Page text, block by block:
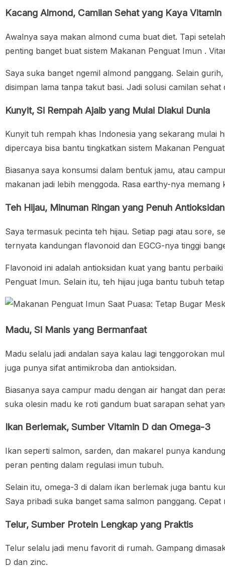
Kacang Almond, Camilan Sehat yang Kaya Vitamin
Awalnya saya makan almond cuma buat diet. Tapi
penting banget buat sistem Makanan Penguat Imun .
Saya suka banget ngemil almond panggang. Selain
disimpan lama tanpa takut basi. Jadi solusi camilan sehat
Kunyit, Si Rempah Ajaib yang Mulai Diakui Dunia
Kunyit tuh rempah khas Indonesia yang sekarang mulai
dipercaya bisa bantu tingkatkan sistem Makanan
Biasanya saya konsumsi dalam bentuk jamu, atau
makanan jadi lebih menggoda. Rasa earthy-nya memang
Teh Hijau, Minuman Ringan yang Penuh Antioksidan
Saya termasuk pecinta teh hijau. Setiap pagi atau sore,
ternyata kandungan flavonoid dan EGCG-nya tinggi
Flavonoid ini adalah antioksidan kuat yang bantu
Penguat Imun. Selain itu, teh hijau juga bantu tubuh
Madu, Si Manis yang Bermanfaat
Madu selalu jadi andalan saya kalau lagi tenggorokan
juga punya sifat antimikroba dan antioksidan.
Biasanya saya campur madu dengan air hangat dan
suka olesin madu ke roti gandum buat sarapan sehat
Ikan Berlemak, Sumber Vitamin D dan Omega-3
Ikan seperti salmon, sarden, dan makarel punya
peran penting dalam regulasi imun tubuh.
Selain itu, omega-3 di dalam ikan berlemak juga bantu
Saya pribadi suka banget sama salmon panggang.
Telur, Sumber Protein Lengkap yang Praktis
Telur selalu jadi menu favorit di rumah. Gampang
D dan zinc.